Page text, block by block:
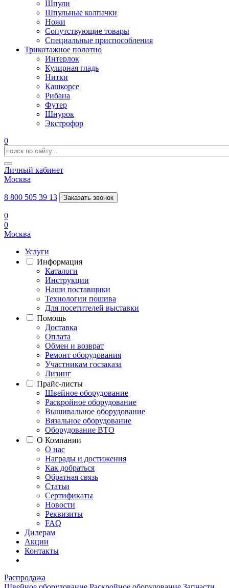
Шпули
Шпульные колпачки
Ножи
Сопутствующие товары
Специальные приспособления
Трикотажное полотно
Интерлок
Кулирная гладь
Нитки
Кашкорсе
Рибана
Футер
Шнурок
Экстрофор
0
Личный кабинет
Москва
8 800 505 39 13 Заказать звонок
0
0
Москва
Услуги
Информация
Каталоги
Инструкции
Наши поставщики
Технологии пошива
Для посетителей выставки
Помощь
Доставка
Оплата
Обмен и возврат
Ремонт оборудования
Участникам госзаказа
Лизинг
Прайс-листы
Швейное оборудование
Раскройное оборудование
Вышивальное оборудование
Вязальное оборудование
Оборудование ВТО
О Компании
О нас
Награды и достижения
Как добраться
Обратная связь
Статьи
Сертификаты
Новости
Реквизиты
FAQ
Дилерам
Акции
Контакты
Распродажа